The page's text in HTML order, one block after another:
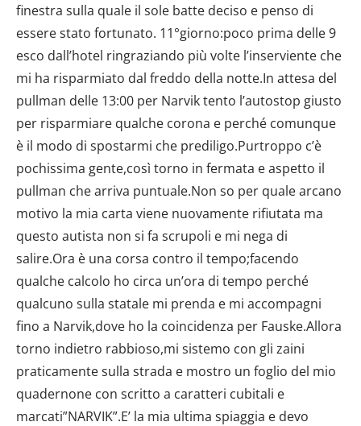
finestra sulla quale il sole batte deciso e penso di
essere stato fortunato. 11°giorno:poco prima delle 9
esco dall’hotel ringraziando più volte l’inserviente che
mi ha risparmiato dal freddo della notte.In attesa del
pullman delle 13:00 per Narvik tento l’autostop giusto
per risparmiare qualche corona e perché comunque
è il modo di spostarmi che prediligo.Purtroppo c’è
pochissima gente,così torno in fermata e aspetto il
pullman che arriva puntuale.Non so per quale arcano
motivo la mia carta viene nuovamente rifiutata ma
questo autista non si fa scrupoli e mi nega di
salire.Ora è una corsa contro il tempo;facendo
qualche calcolo ho circa un’ora di tempo perché
qualcuno sulla statale mi prenda e mi accompagni
fino a Narvik,dove ho la coincidenza per Fauske.Allora
torno indietro rabbioso,mi sistemo con gli zaini
praticamente sulla strada e mostro un foglio del mio
quadernone con scritto a caratteri cubitali e
marcati”NARVIK”.E’ la mia ultima spiaggia e devo